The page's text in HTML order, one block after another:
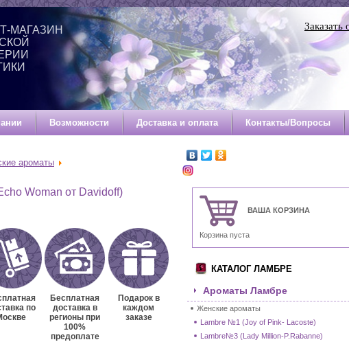
МАГАЗИН
Заказать
Возможности Доставка и оплата Контакты/Вопросы
ароматы
Woman от Davidoff)
по
Бесплатная
доставка в
регионы при
100%
предоплате
Подарок в
каждом
заказе
ВАША КОРЗИНА
Корзина пуста
КАТАЛОГ ЛАМБРЕ
Ароматы Ламбре
Женские ароматы
Lambre №1 (Joy of Pink- Lacoste)
Lambre№3 (Lady Million-P.Rabanne)